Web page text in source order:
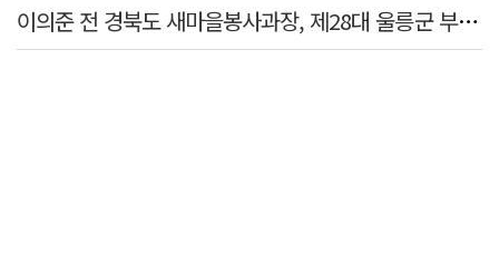
이의준 전 경북도 새마을봉사과장, 제28대 울릉군 부군수 취임